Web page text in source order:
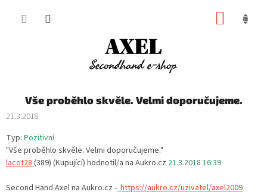
Vše proběhlo skvěle. Velmi doporučujeme.
21.3.2018
Typ: Pozitivní
"Vše proběhlo skvěle. Velmi doporučujeme."
lacot28(389) (Kupující) hodnotil/a na Aukro.cz 21.3.2018 16:39
Second Hand Axel na Aukro.cz -https://aukro.cz/uzivatel/axel2009